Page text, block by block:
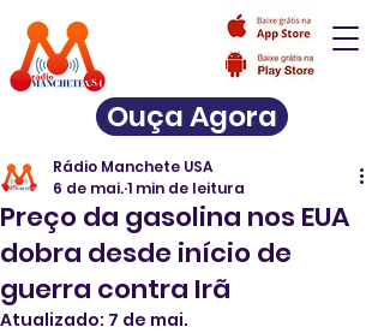
Ouça Agora
Preço da gasolina nos EUA
dobra desde início de
guerra contra Irã
Rádio Manchete USA
6 de mai.1 min de leitura
Atualizado: 7 de mai.